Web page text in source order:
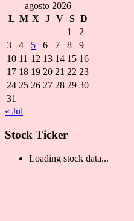
agosto 2026
L M X J V S D
1
2
3
4 5 6 7 8
9
10 11 12 13 14 15 16
17 18 19 20 21 22 23
24 25 26 27 28 29 30
31
« Jul
Stock Ticker
Loading stock data...